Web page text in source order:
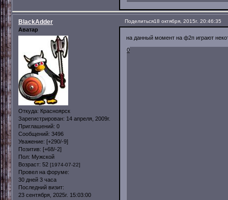
Поделиться18 октября, 2015г. 20:46:35
BlackAdder
Аватар
Откуда: Красноярск
Зарегистрирован: 14 апреля, 2009г.
Приглашений: 0
Сообщений: 3496
Уважение: [+290/-9]
Позитив: [+68/-2]
Пол: Мужской
Возраст: 52 [1974-07-22]
Провел на форуме:
30 дней 3 часа
Последний визит:
23 сентября, 2025г. 15:03:00
на данный момент на ф2п играют
0